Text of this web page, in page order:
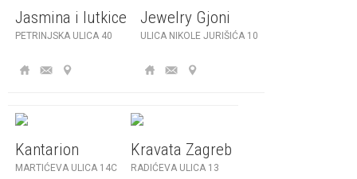
Jasmina i lutkice
PETRINJSKA ULICA 40
Jewelry Gjoni
ULICA NIKOLE JURIŠIĆA 10
Kantarion
MARTIĆEVA ULICA 14C
Kravata Zagreb
RADIĆEVA ULICA 13